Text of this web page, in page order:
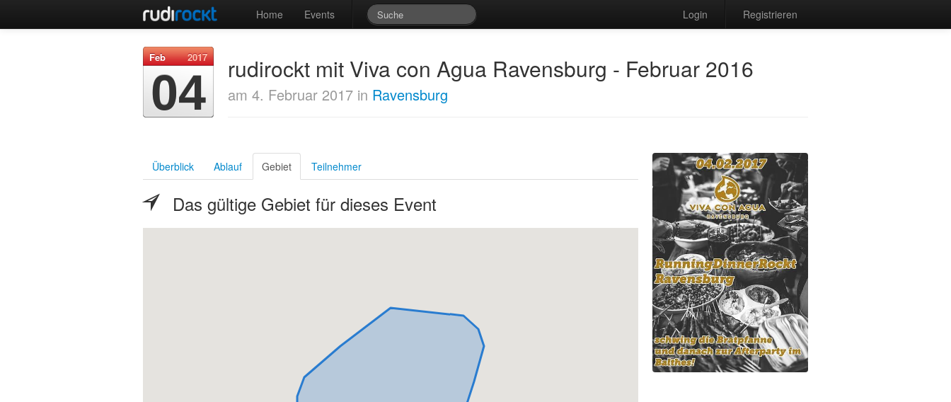
Home Events Login Registrieren
2017
Feb
04 rudirockt mit Viva con Agua Ravensburg - Februar 2016
am 4. Februar 2017 in Ravensburg
Überblick Ablauf Gebiet Teilnehmer
Das gültige Gebiet für dieses Event